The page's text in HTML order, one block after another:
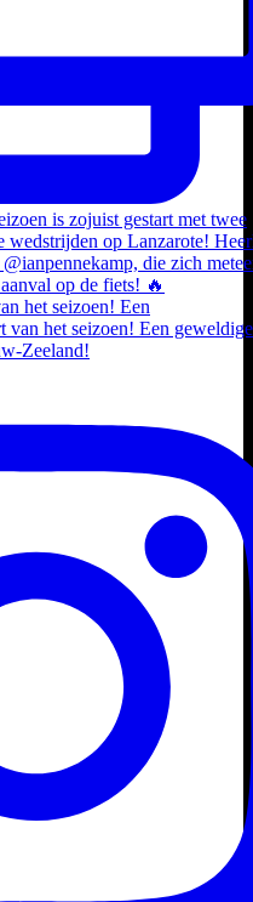
het seizoen! Een